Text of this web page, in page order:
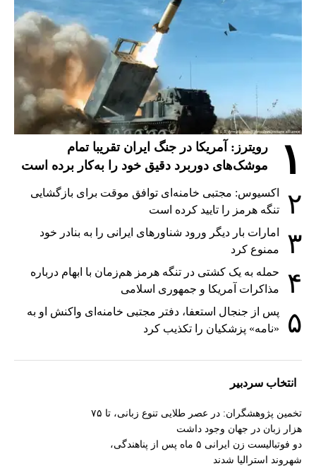
۱
رویترز: آمریکا در جنگ ایران تقریبا تمام
موشک‌های دوربرد دقیق خود را به‌کار برده است
۲
اکسیوس: مجتبی خامنه‌ای توافق موقت برای بازگشایی
تنگه هرمز را تایید کرده است
۳
امارات بار دیگر ورود شناورهای ایرانی را به بنادر خود
ممنوع کرد
۴
حمله به یک کشتی در تنگه هرمز هم‌زمان با ابهام درباره
مذاکرات آمریکا و جمهوری اسلامی
۵
پس از جنجال استعفا، دفتر مجتبی خامنه‌ای واکنش او به
«نامه» پزشکیان را تکذیب کرد
انتخاب سردبیر
تخمین پژوهشگران: در عصر طلایی تنوع زبانی، تا ۷۵
هزار زبان در جهان وجود داشت
دو فوتبالیست زن ایرانی ۵ ماه پس از پناهندگی،
شهروند استرالیا شدند